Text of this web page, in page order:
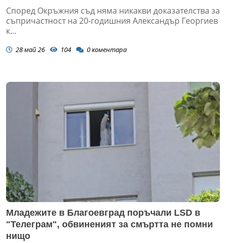
Според Окръжния съд няма никакви доказателства за
съпричастност на 20-годишния Александър Георгиев
к...
28 май 26 104 0коментара
Младежите в Благоевград поръчали LSD в
"Телеграм", обвиненият за смъртта не помни
нищо